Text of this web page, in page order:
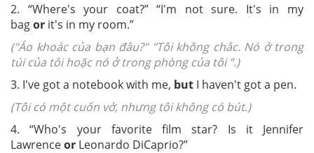
2. “Where's your coat?” “I'm not sure. It's in my
bagor it's in my room.”
("Áo khoác của bạn đâu?" "Tôi không chắc. Nó ở trong
túi của tôi hoặc nó ở trong phòng của tôi ”.)
3. I've got a notebook with me, but I haven't got a pen.
(Tôi có một cuốn vở, nhưng tôi không có bút.)
4. “Who's your favorite film star? Is it Jennifer
Lawrenceor Leonardo DiCaprio?”